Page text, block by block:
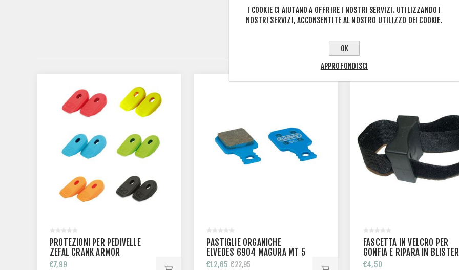
HANNO ACQUISTATO ANCHE
PROTEZIONI PER PEDIVELLE
ZEFAL CRANK ARMOR
€7,99
PASTIGLIE ORGANICHE
ELVEDES 6904 MAGURA MT 5
/ MT7 / MT TRAIL (2 COPPIE)
€12,65 €22,95
FASCETTA IN VELCRO PER
GONFIA E RIPARA IN BLISTER
€4,50
I COOKIE CI AIUTANO A OFFRIRE I NOSTRI SERVIZI. UTILIZZANDO I
NOSTRI SERVIZI, ACCONSENTITE AL NOSTRO UTILIZZO DEI COOKIE.
OK
APPROFONDISCI